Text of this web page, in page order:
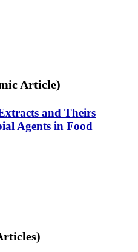
Article)
and Theirs
Agents in Food